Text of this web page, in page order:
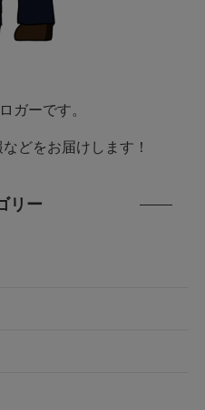
ガーです。
どをお届けします！
リー